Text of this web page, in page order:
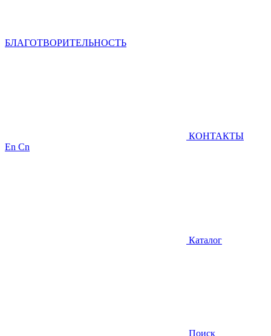
БЛАГОТВОРИТЕЛЬНОСТЬ
КОНТАКТЫ
En Cn
Каталог
Поиск